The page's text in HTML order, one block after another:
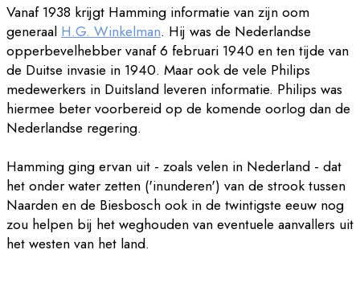
Vanaf 1938 krijgt Hamming informatie van zijn oom
generaal H.G. Winkelman. Hij was de Nederlandse
opperbevelhebber vanaf 6 februari 1940 en ten tijde van
de Duitse invasie in 1940. Maar ook de vele Philips
medewerkers in Duitsland leveren informatie. Philips was
hiermee beter voorbereid op de komende oorlog dan de
Nederlandse regering.
Hamming ging ervan uit - zoals velen in Nederland - dat
het onder water zetten ('inunderen') van de strook tussen
Naarden en de Biesbosch ook in de twintigste eeuw nog
zou helpen bij het weghouden van eventuele aanvallers uit
het westen van het land.